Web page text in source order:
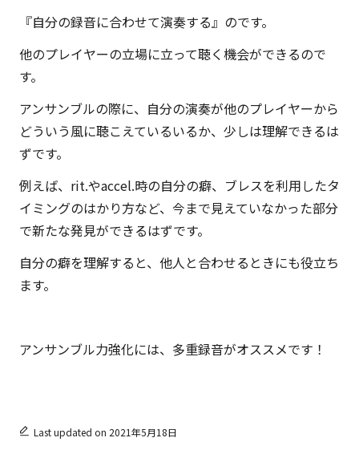
『自分の録音に合わせて演奏する』のです。
他のプレイヤーの立場に立って聴く機会ができるので
す。
アンサンブルの際に、自分の演奏が他のプレイヤーから
どういう風に聴こえているいるか、少しは理解できるは
ずです。
例えば、rit.やaccel.時の自分の癖、ブレスを利用したタ
イミングのはかり方など、今まで見えていなかった部分
で新たな発見ができるはずです。
自分の癖を理解すると、他人と合わせるときにも役立ち
ます。
アンサンブル力強化には、多重録音がオススメです！
Last updated on 2021年5月18日